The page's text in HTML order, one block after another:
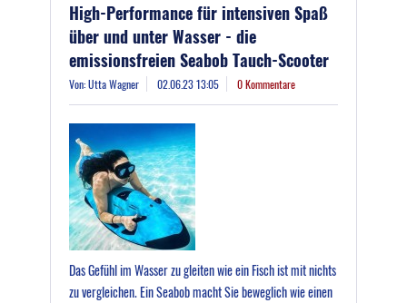
High-Performance für intensiven Spaß
über und unter Wasser - die
emissionsfreien Seabob Tauch-Scooter
Von: Utta Wagner 02.06.23 13:05 0 Kommentare
Das Gefühl im Wasser zu gleiten wie ein Fisch ist mit nichts
zu vergleichen. Ein Seabob macht Sie beweglich wie einen